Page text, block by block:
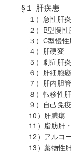
§１ 肝疾患
１）急性肝炎
２）B型慢性
３）C型慢性
４）肝硬変
５）劇症肝炎
６）肝細胞癌
７）肝内胆
８）転移性
９）自己免
10）肝膿瘍
11）脂肪肝
12）アルコ
13）薬物性